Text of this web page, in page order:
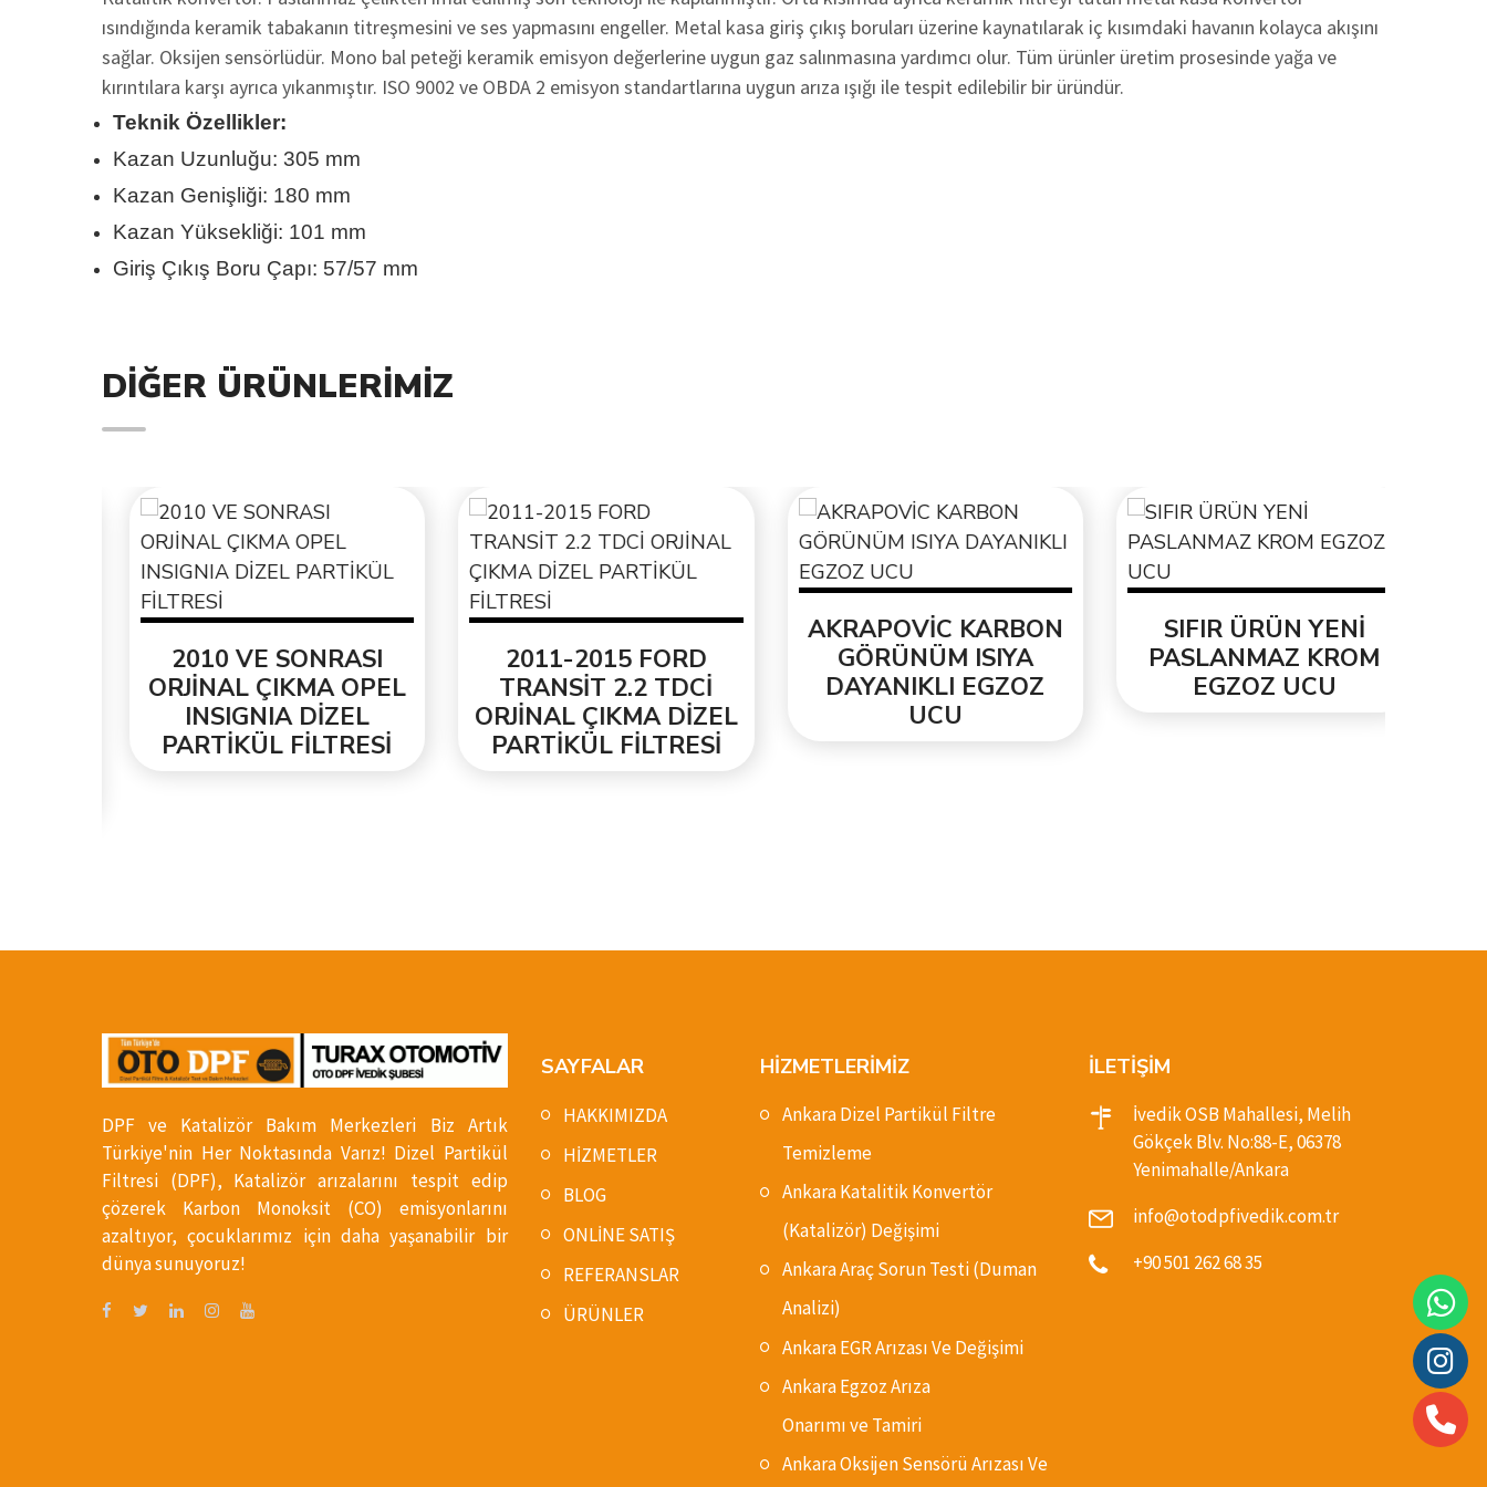
ısındığında keramik tabakanın titreşmesini ve ses yapmasını engeller. Metal kasa giriş çıkış boruları üzerine kaynatılarak iç kısımdaki havanın kolayca akışını
sağlar. Oksijen sensörlüdür. Mono bal peteği keramik emisyon değerlerine uygun gaz salınmasına yardımcı olur. Tüm ürünler üretim prosesinde yağa ve
kırıntılara karşı ayrıca yıkanmıştır. ISO 9002 ve OBDA 2 emisyon standartlarına uygun arıza ışığı ile tespit edilebilir bir üründür.
Teknik Özellikler:
Kazan Uzunluğu: 305 mm
Kazan Genişliği: 180 mm
Kazan Yüksekliği: 101 mm
Giriş Çıkış Boru Çapı: 57/57 mm
DIĞER ÜRÜNLERIMIZ
2010 VE SONRASI
ORJİNAL ÇIKMA OPEL
INSIGNIA DİZEL
PARTİKÜL FİLTRESİ
2011-2015 FORD
TRANSİT 2.2 TDCİ
ORJİNAL ÇIKMA DİZEL
PARTİKÜL FİLTRESİ
AKRAPOVİC KARBON
GÖRÜNÜM ISIYA
DAYANIKLI EGZOZ
UCU
SIFIR ÜRÜN YENİ
PASLANMAZ KROM
EGZOZ UCU
DPF ve Katalizör Bakım Merkezleri Biz Artık
Türkiye'nin Her Noktasında Varız! Dizel Partikül
Filtresi (DPF), Katalizör arızalarını tespit edip
çözerek Karbon Monoksit (CO) emisyonlarını
azaltıyor, çocuklarımız için daha yaşanabilir bir
dünya sunuyoruz!
SAYFALAR
HAKKIMIZDA
HİZMETLER
BLOG
ONLİNE SATIŞ
REFERANSLAR
ÜRÜNLER
HİZMETLERİMİZ
Ankara Dizel Partikül Filtre
Temizleme
Ankara Katalitik Konvertör
(Katalizör) Değişimi
Ankara Araç Sorun Testi (Duman
Analizi)
Ankara EGR Arızası Ve Değişimi
Ankara Egzoz Arıza
Onarımı ve Tamiri
Ankara Oksijen Sensörü Arızası Ve
İLETİŞİM
İvedik OSB Mahallesi, Melih
Gökçek Blv. No:88-E, 06378
Yenimahalle/Ankara
info@otodpfivedik.com.tr
+90 501 262 68 35